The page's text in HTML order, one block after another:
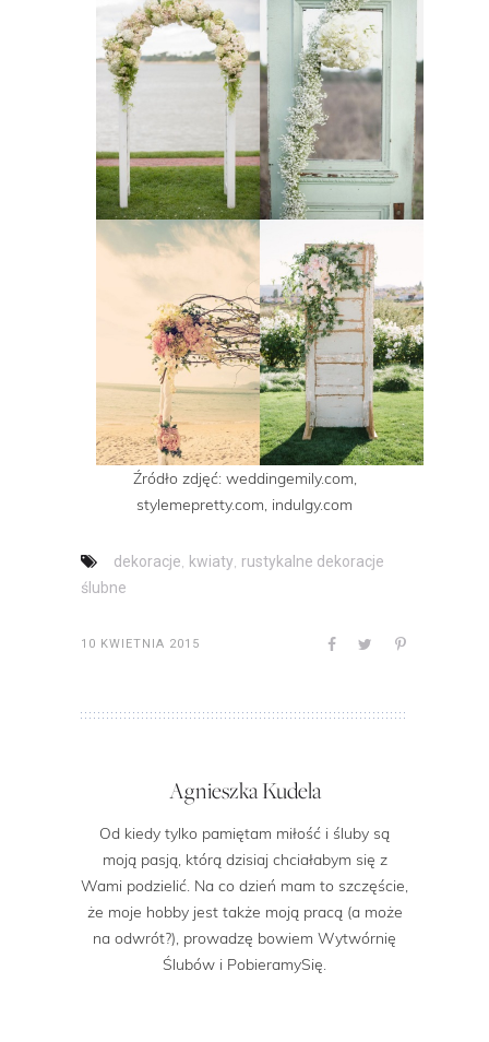
Źródło zdjęć: weddingemily.com,
stylemepretty.com, indulgy.com
dekoracje, kwiaty, rustykalne dekoracje
ślubne
10 KWIETNIA 2015
Agnieszka Kudela
Od kiedy tylko pamiętam miłość i śluby są
moją pasją, którą dzisiaj chciałabym się z
Wami podzielić. Na co dzień mam to szczęście,
że moje hobby jest także moją pracą (a może
na odwrót?), prowadzę bowiem Wytwórnię
Ślubów i PobieramySię.